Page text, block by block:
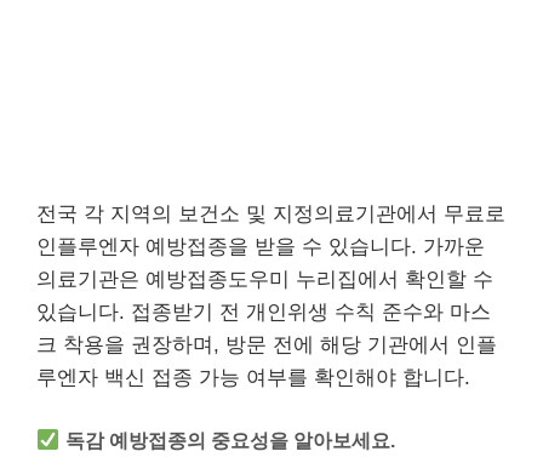
전국 각 지역의 보건소 및 지정의료기관에서 무료로
인플루엔자 예방접종을 받을 수 있습니다. 가까운
의료기관은 예방접종도우미 누리집에서 확인할 수
있습니다. 접종받기 전 개인위생 수칙 준수와 마스
크 착용을 권장하며, 방문 전에 해당 기관에서 인플
루엔자 백신 접종 가능 여부를 확인해야 합니다.
독감 예방접종의 중요성을 알아보세요.